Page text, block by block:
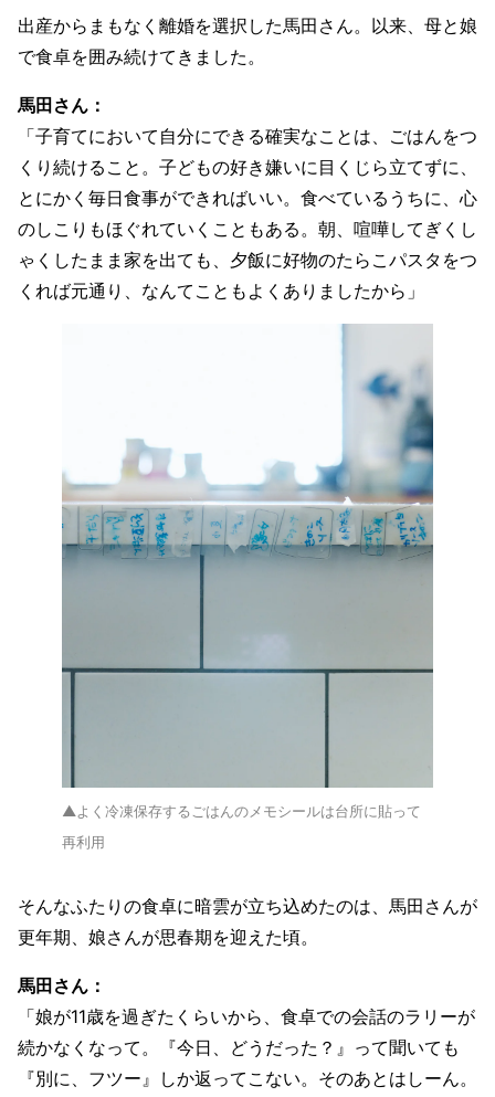
出産からまもなく離婚を選択した馬田さん。以来、母と娘
で食卓を囲み続けてきました。
馬田さん：
「子育てにおいて自分にできる確実なことは、ごはんをつ
くり続けること。子どもの好き嫌いに目くじら立てずに、
とにかく毎日食事ができればいい。食べているうちに、心
のしこりもほぐれていくこともある。朝、喧嘩してぎくし
ゃくしたまま家を出ても、夕飯に好物のたらこパスタをつ
くれば元通り、なんてこともよくありましたから」
▲よく冷凍保存するごはんのメモシールは台所に貼って
再利用
そんなふたりの食卓に暗雲が立ち込めたのは、馬田さんが
更年期、娘さんが思春期を迎えた頃。
馬田さん：
「娘が11歳を過ぎたくらいから、食卓での会話のラリーが
続かなくなって。『今日、どうだった？』って聞いても
『別に、フツー』しか返ってこない。そのあとはしーん。